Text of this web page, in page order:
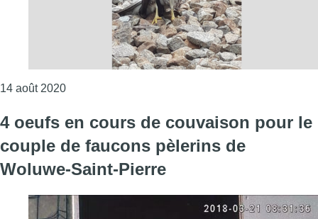
14 août 2020Consulter l'article "Un faucon a provoqué
4 oeufs en cours de couvaison pour le
couple de faucons pèlerins de
Woluwe-Saint-Pierre